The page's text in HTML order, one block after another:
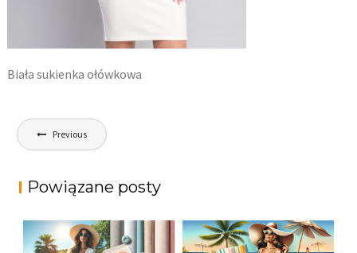
Biała sukienka ołówkowa
Nawigacja
wpisu
Previous
Powiązane posty